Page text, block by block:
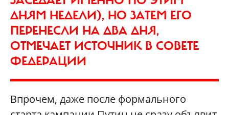
ДНЯМ НЕДЕЛИ), НО ЗАТЕМ ЕГО
ПЕРЕНЕСЛИ НА ДВА ДНЯ,
ОТМЕЧАЕТ ИСТОЧНИК В СОВЕТЕ
ФЕДЕРАЦИИ
Впрочем, даже после формального